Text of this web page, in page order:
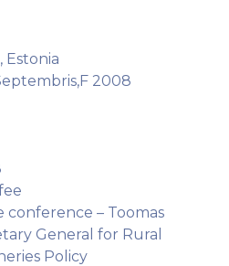
Estonia
2008
– Toomas
General for Rural
Policy